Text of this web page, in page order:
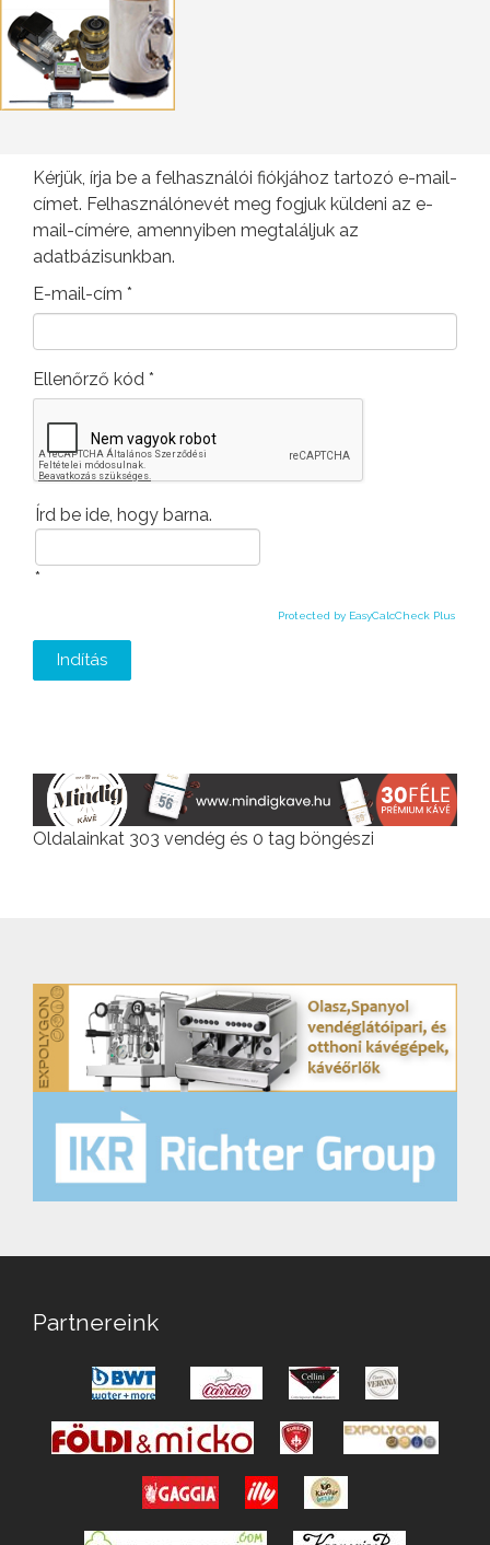
Kérjük, írja be a felhasználói fiókjához tartozó e-mail-
címet. Felhasználónevét meg fogjuk küldeni az e-
mail-címére, amennyiben megtaláljuk az
adatbázisunkban.
E-mail-cím *
Ellenőrző kód *
Írd be ide, hogy barna.
*
Protected by EasyCalcCheck Plus
Indítás
Oldalainkat 303 vendég és 0 tag böngészi
Partnereink